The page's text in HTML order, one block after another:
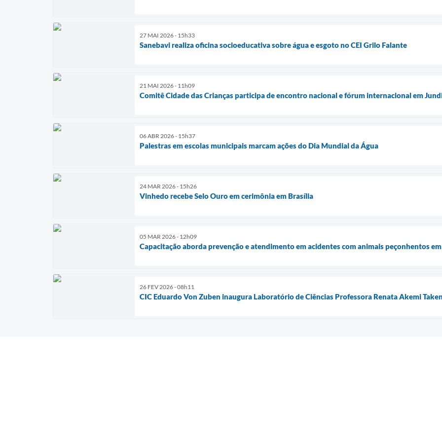
27 MAI 2026 - 15h33
Sanebavi realiza oficina socioeducativa sobre água e esgoto no CEI Grilo Falante
21 MAI 2026 - 11h09
Comitê Cidade das Crianças participa de encontro nacional e fórum internacional em
06 ABR 2026 - 15h37
Palestras em escolas municipais marcam ações do Dia Mundial da Água
24 MAR 2026 - 15h26
Vinhedo recebe Selo Ouro em cerimônia em Brasília
05 MAR 2026 - 12h09
Capacitação aborda prevenção e atendimento em acidentes com animais peçonhentos
26 FEV 2026 - 08h11
CIC Eduardo Von Zuben inaugura Laboratório de Ciências Professora Renata Akemi